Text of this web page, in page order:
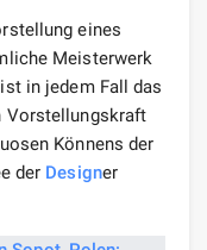
eines
Meisterwerk
in jedem Fall das
Vorstellungskraft
Könnens der
der Designer